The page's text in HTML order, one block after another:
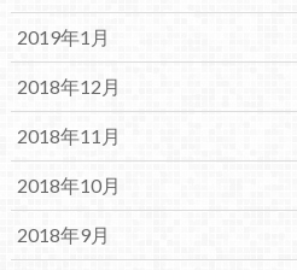
2019年1月
2018年12月
2018年11月
2018年10月
2018年9月